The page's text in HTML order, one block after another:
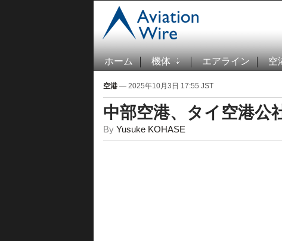
ホーム 機体 エアライン 空
空港 — 2025年10月3日 17:55 JST
中部空港、タイ空港公
By Yusuke KOHASE